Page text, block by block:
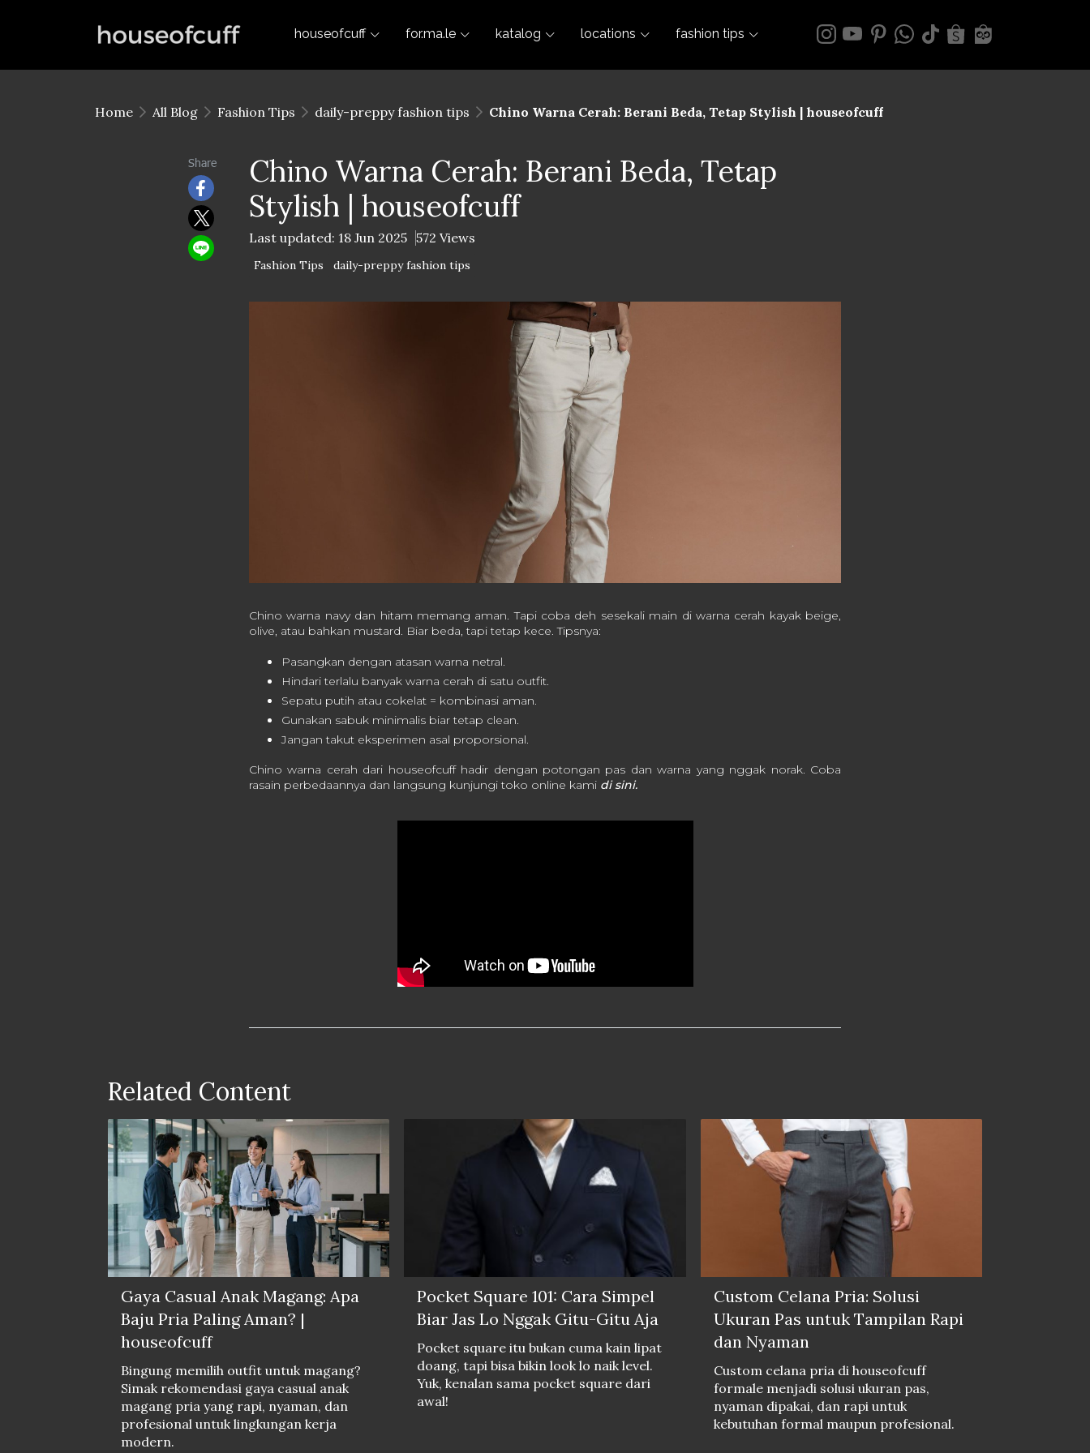
houseofcuff for.ma.le katalog locations fashion tips
Home All Blog Fashion Tips daily-preppy fashion tips Chino Warna Cerah: Berani Beda, Tetap Stylish | houseofcuff
Share
Chino Warna Cerah: Berani Beda, Tetap
Stylish | houseofcuff
Last updated: 18 Jun 2025 572 Views
Fashion Tips daily-preppy fashion tips
Chino warna navy dan hitam memang aman. Tapi coba deh sesekali main di warna cerah kayak beige,
olive, atau bahkan mustard. Biar beda, tapi tetap kece. Tipsnya:
Pasangkan dengan atasan warna netral.
Hindari terlalu banyak warna cerah di satu outfit.
Sepatu putih atau cokelat = kombinasi aman.
Gunakan sabuk minimalis biar tetap clean.
Jangan takut eksperimen asal proporsional.
Chino warna cerah dari houseofcuff hadir dengan potongan pas dan warna yang nggak norak. Coba
rasain perbedaannya dan langsung kunjungi toko online kami di sini.
Related Content
Gaya Casual Anak Magang: Apa
Baju Pria Paling Aman? |
houseofcuff
Bingung memilih outfit untuk magang?
Simak rekomendasi gaya casual anak
magang pria yang rapi, nyaman, dan
profesional untuk lingkungan kerja
modern.
Pocket Square 101: Cara Simpel
Biar Jas Lo Nggak Gitu-Gitu Aja
Pocket square itu bukan cuma kain lipat
doang, tapi bisa bikin look lo naik level.
Yuk, kenalan sama pocket square dari
awal!
Custom Celana Pria: Solusi
Ukuran Pas untuk Tampilan Rapi
dan Nyaman
Custom celana pria di houseofcuff
formale menjadi solusi ukuran pas,
nyaman dipakai, dan rapi untuk
kebutuhan formal maupun profesional.